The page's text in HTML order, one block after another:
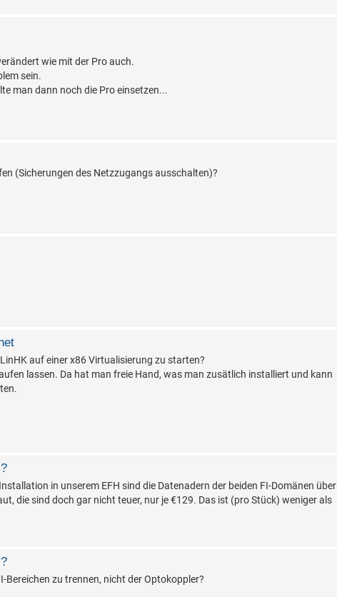
wie mit der Pro auch.
sein.
man dann noch die Pro einsetzen...
(Sicherungen des Netzzugangs ausschalten)?
auf einer x86 Virtualisierung zu starten?
lassen. Da hat man freie Hand, was man zusätlich installiert und kann
in unserem EFH sind die Datenadern der beiden FI-Domänen über
die sind doch gar nicht teuer, nur je €129. Das ist (pro Stück) weniger als
Bereichen zu trennen, nicht der Optokoppler?